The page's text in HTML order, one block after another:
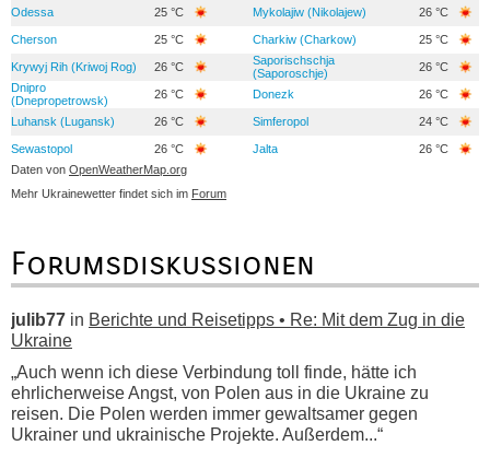
Odessa 25 °C Mykolajiw (Nikolajew) 26 °C
Cherson 25 °C Charkiw (Charkow) 25 °C
Krywyj Rih (Kriwoj Rog) 26 °C
Saporischschja
(Saporoschje)
26 °C
Dnipro
(Dnepropetrowsk)
26 °C Donezk 26 °C
Luhansk (Lugansk) 26 °C Simferopol 24 °C
Sewastopol 26 °C Jalta
26 °C
Daten von OpenWeatherMap.org
Mehr Ukrainewetter findet sich im Forum
Forumsdiskussionen
julib77 in Berichte und Reisetipps • Re: Mit dem Zug in die
Ukraine
„Auch wenn ich diese Verbindung toll finde, hätte ich
ehrlicherweise Angst, von Polen aus in die Ukraine zu
reisen. Die Polen werden immer gewaltsamer gegen
Ukrainer und ukrainische Projekte. Außerdem...“